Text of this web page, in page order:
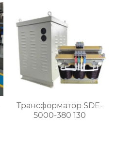
Трансформатор SDE-
5000-380 130